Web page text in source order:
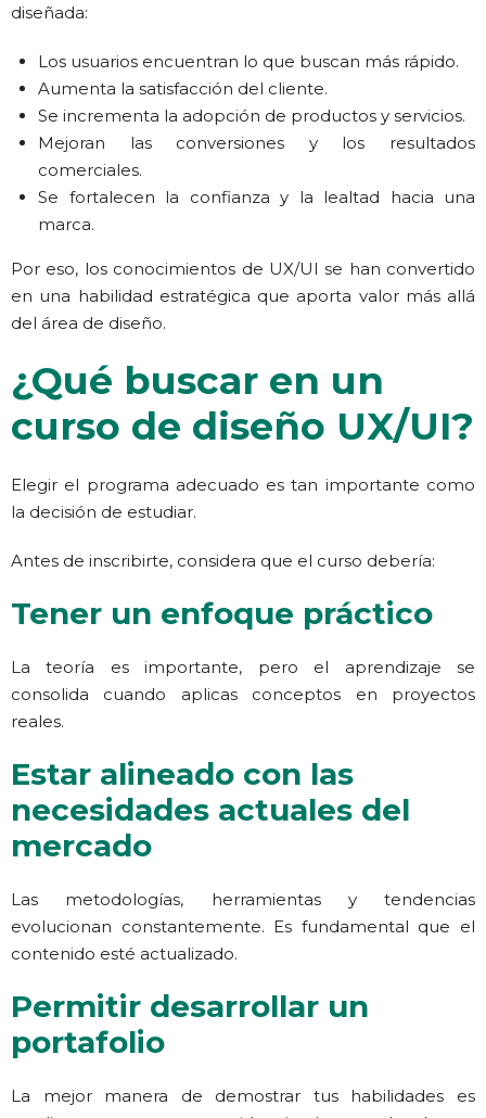
diseñada:
Los usuarios encuentran lo que buscan más rápido.
Aumenta la satisfacción del cliente.
Se incrementa la adopción de productos y servicios.
Mejoran las conversiones y los resultados
comerciales.
Se fortalecen la confianza y la lealtad hacia una
marca.
Por eso, los conocimientos de UX/UI se han convertido
en una habilidad estratégica que aporta valor más allá
del área de diseño.
¿Qué buscar en un
curso de diseño UX/UI?
Elegir el programa adecuado es tan importante como
la decisión de estudiar.
Antes de inscribirte, considera que el curso debería:
Tener un enfoque práctico
La teoría es importante, pero el aprendizaje se
consolida cuando aplicas conceptos en proyectos
reales.
Estar alineado con las
necesidades actuales del
mercado
Las metodologías, herramientas y tendencias
evolucionan constantemente. Es fundamental que el
contenido esté actualizado.
Permitir desarrollar un
portafolio
La mejor manera de demostrar tus habilidades es